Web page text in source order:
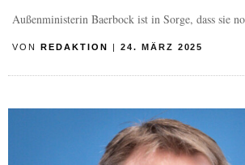
Außenministerin Baerbock ist in Sorge, dass sie
VON REDAKTION | 24. MÄRZ 2025